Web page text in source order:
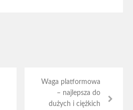
Waga platformowa
– najlepsza do
dużych i ciężkich